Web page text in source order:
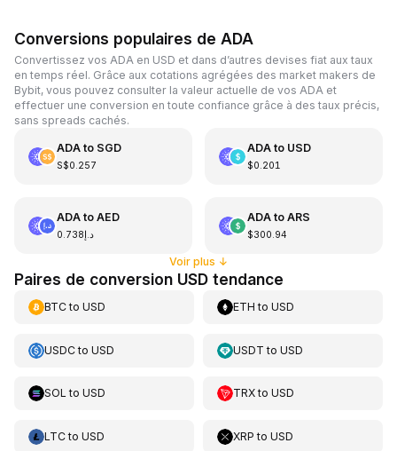
Conversions populaires de ADA
Convertissez vos ADA en USD et dans d’autres devises fiat aux taux
en temps réel. Grâce aux cotations agrégées des market makers de
Bybit, vous pouvez consulter la valeur actuelle de vos ADA et
effectuer une conversion en toute confiance grâce à des taux précis,
sans spreads cachés.
ADAto SGD
S$0.257
ADAto USD
$0.201
ADAto AED
د.إ0.738
ADAto ARS
$300.94
Voir plus ↓
Paires de conversion USD tendance
BTCto USD ETH toUSD
USDCto USD USDT toUSD
SOL to USD TRXtoUSD
LTCto USD XRP toUSD